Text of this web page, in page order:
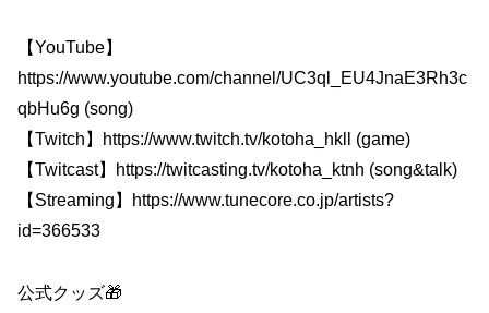
【YouTube】
https://www.youtube.com/channel/UC3ql_EU4JnaE3Rh3c
qbHu6g (song)
【Twitch】https://www.twitch.tv/kotoha_hkll (game)
【Twitcast】https://twitcasting.tv/kotoha_ktnh (song&talk)
【Streaming】https://www.tunecore.co.jp/artists?
id=366533
公式クッズ🎁